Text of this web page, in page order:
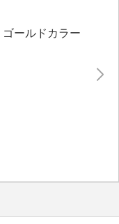
ゴールドカラー
ルドカラー）